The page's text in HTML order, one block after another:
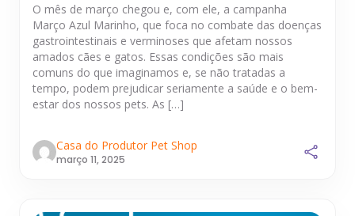
O mês de março chegou e, com ele, a campanha
Março Azul Marinho, que foca no combate das doenças
gastrointestinais e verminoses que afetam nossos
amados cães e gatos. Essas condições são mais
comuns do que imaginamos e, se não tratadas a
tempo, podem prejudicar seriamente a saúde e o bem-
estar dos nossos pets. As […]
Casa do Produtor Pet Shop
março 11, 2025